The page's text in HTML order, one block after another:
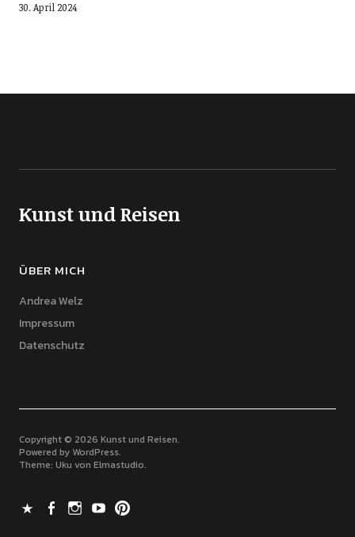
30. April 2024
Kunst und Reisen
ÜBER MICH
Andrea Welz
Impressum
Datenschutz
Copyright © 2026 Kunst und Reisen
Powered by WordPress
Theme: Uku von Elmastudio